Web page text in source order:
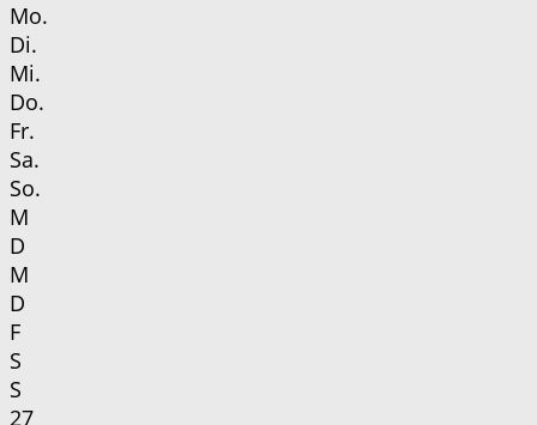
Mo.
Di.
Mi.
Do.
Fr.
Sa.
So.
M
D
M
D
F
S
S
27